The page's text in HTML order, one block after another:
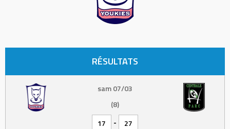
RÉSULTATS
sam 07/03
(8)
17
-
27